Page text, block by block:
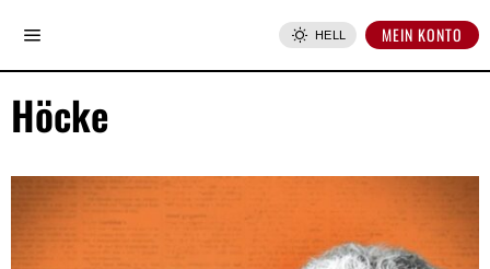
HELL MEIN KONTO
Höcke